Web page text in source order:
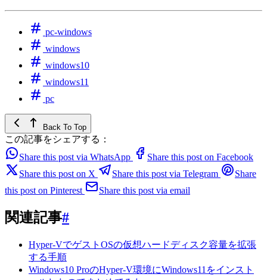
pc-windows
windows
windows10
windows11
pc
Back To Top
この記事をシェアする：
Share this post via WhatsApp
Share this post on Facebook
Share this post on X
Share this post via Telegram
Share
this post on Pinterest
Share this post via email
関連記事#
Hyper-VでゲストOSの仮想ハードディスク容量を拡張
する手順
Windows10 ProのHyper-V環境にWindows11をインスト